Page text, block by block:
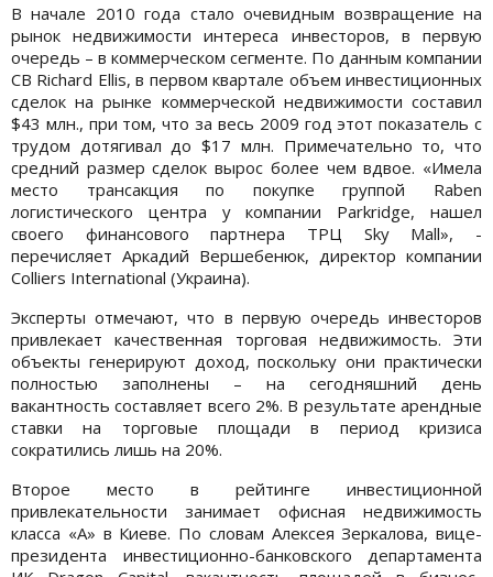
В начале 2010 года стало очевидным возвращение на
рынок недвижимости интереса инвесторов, в первую
очередь – в коммерческом сегменте. По данным компании
CB Richard Ellis, в первом квартале объем инвестиционных
сделок на рынке коммерческой недвижимости составил
$43 млн., при том, что за весь 2009 год этот показатель c
трудом дотягивал до $17 млн. Примечательно то, что
средний размер сделок вырос более чем вдвое. «Имела
место трансакция по покупке группой Raben
логистического центра у компании Parkridge, нашел
своего финансового партнера ТРЦ Sky Mall», -
перечисляет Аркадий Вершебенюк, директор компании
Colliers International (Украина).
Эксперты отмечают, что в первую очередь инвесторов
привлекает качественная торговая недвижимость. Эти
объекты генерируют доход, поскольку они практически
полностью заполнены – на сегодняшний день
вакантность составляет всего 2%. В результате арендные
ставки на торговые площади в период кризиса
сократились лишь на 20%.
Второе место в рейтинге инвестиционной
привлекательности занимает офисная недвижимость
класса «А» в Киеве. По словам Алексея Зеркалова, вице-
президента инвестиционно-банковского департамента